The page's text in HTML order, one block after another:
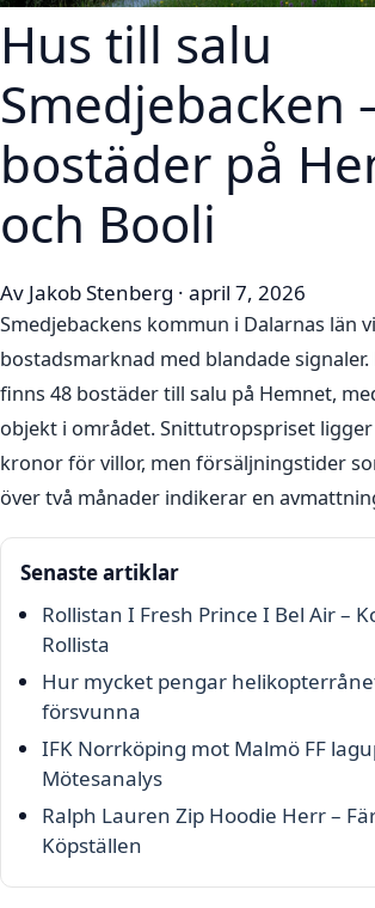
Hus till salu
Smedjebacken
bostäder på
och Booli
Av Jakob Stenberg · april 7, 2026
Smedjebackens kommun i Dalarnas län
bostadsmarknad med blandade
finns 48 bostäder till salu på Hemnet,
objekt i området. Snittutropspriset
kronor för villor, men försäljningstider
över två månader indikerar en
Senaste artiklar
Rollistan I Fresh Prince I Bel Air –
Rollista
Hur mycket pengar
försvunna
IFK Norrköping mot Malmö FF
Mötesanalys
Ralph Lauren Zip Hoodie Herr –
Köpställen